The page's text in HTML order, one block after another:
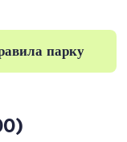
парку